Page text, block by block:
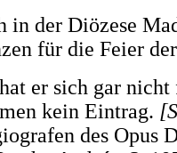
in der Diözese
für die Feier
er sich gar
kein Eintrag.
des Opus